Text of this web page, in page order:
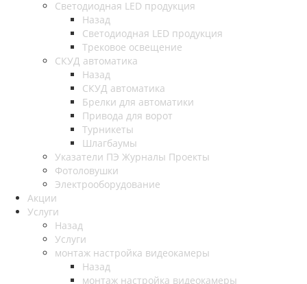
Светодиодная LED продукция
Назад
Светодиодная LED продукция
Трековое освещение
СКУД автоматика
Назад
СКУД автоматика
Брелки для автоматики
Привода для ворот
Турникеты
Шлагбаумы
Указатели ПЭ Журналы Проекты
Фотоловушки
Электрооборудование
Акции
Услуги
Назад
Услуги
монтаж настройка видеокамеры
Назад
монтаж настройка видеокамеры